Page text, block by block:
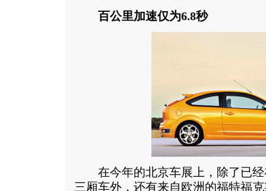
百公里加速仅为6.8秒
在今年的北京车展上，除了已经
三厢车外，还有来自欧洲的福特福